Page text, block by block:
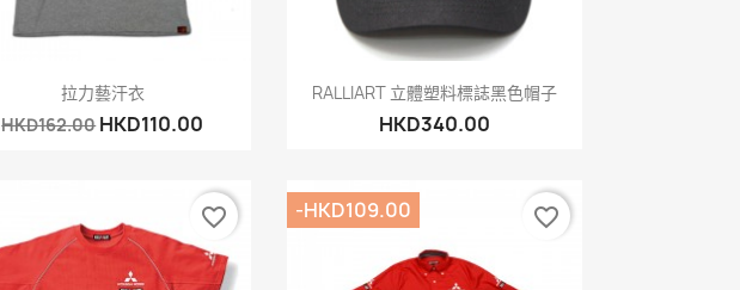
快速查看
拉力藝汗衣
HKD162.00HKD110.00
快速查看
RALLIART 立體塑料標誌黑色帽子
HKD340.00
favorite_border -HKD109.00 favorite_border